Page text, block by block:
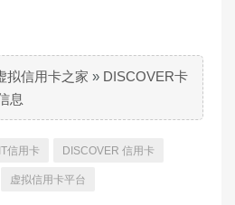
拟信用卡之家 » DISCOVER卡
息
信用卡 DISCOVER 信用卡
虚拟信用卡平台